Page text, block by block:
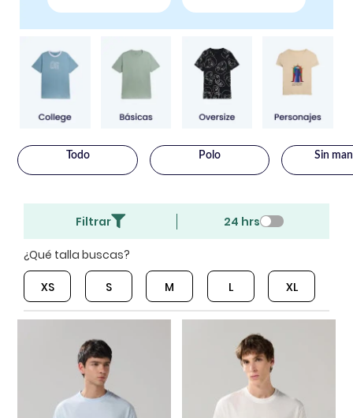
Todo Polo Sin
Filtrar 24 hrs
¿Qué talla buscas?
XS S M L XL